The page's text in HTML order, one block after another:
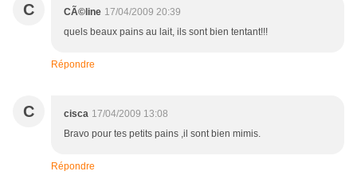
C CÃ©line 17/04/2009 20:39
quels beaux pains au lait, ils sont bien tentant!!!
Répondre
C cisca 17/04/2009 13:08
Bravo pour tes petits pains ,il sont bien mimis.
Répondre